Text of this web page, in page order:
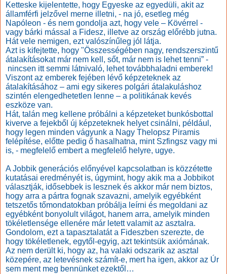
Ketteske kijelentette, hogy Egyeske az egyedüli, akit az
államférfi jelzővel merne illetni, - na jó, esetleg még
Napóleon - és nem gondolja azt, hogy vele – Kövérrel -
vagy bárki mással a Fidesz, illetve az ország előrébb jutna.
Hát vele nemigen, ezt valószínűleg jól látja.
Azt is kifejtette, hogy "Összességében nagy, rendszerszintű
átalakításokat már nem kell, sőt, már nem is lehet tenni” -
nincsen itt semmi látnivaló, lehet továbbhaladni emberek!
Viszont az emberek fejében lévő képzeteknek az
átalakításához – ami egy sikeres polgári átalakuláshoz
szintén elengedhetetlen lenne – a politikának kevés
eszköze van.
Hát, talán meg kellene próbálni a képzeteket bunkósbottal
kiverve a fejekből új képzeteknek helyet csinálni, például,
hogy legen minden vágyunk a Nagy Thelopsz Piramis
felépítése, előtte pedig ő hasalhatna, mint Szfingsz vagy mi
is, - megfelelő embert a megfelelő helyre, ugye.
A Jobbik generációs előnyével kapcsolatban is közzétette
kutatásai eredményét is, úgymint, hogy akik ma a Jobbikot
választják, idősebbek is lesznek és akkor már nem biztos,
hogy arra a pártra fognak szavazni, amelyik egyébként
tetszetős tőmondatokban próbálja leírni és megoldani az
egyébként bonyolult világot, hanem arra, amelyik minden
tökéletlensége ellenére már letett valamit az asztalra.
Gondolom, ezt a tapasztalatát a Fideszben szerezte, de
hogy tökéletlenek, egytől-egyig, azt tekintsük axiómának.
Az nem derült ki, hogy az, ha valaki odszarik az asztal
közepére, az letevésnek számít-e, mert ha igen, akkor az Úr
sem ment meg bennünket ezektől…